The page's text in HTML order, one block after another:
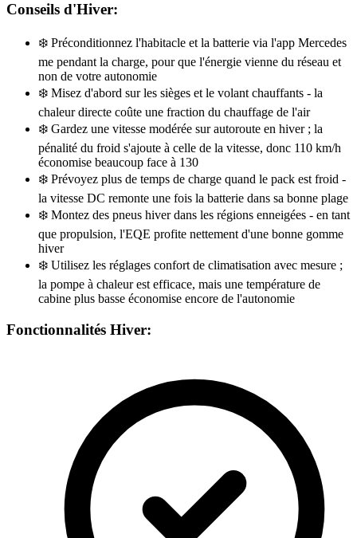
Conseils d'Hiver:
❄️ Préconditionnez l'habitacle et la batterie via l'app Mercedes
me pendant la charge, pour que l'énergie vienne du réseau et
non de votre autonomie
❄️ Misez d'abord sur les sièges et le volant chauffants - la
chaleur directe coûte une fraction du chauffage de l'air
❄️ Gardez une vitesse modérée sur autoroute en hiver ; la
pénalité du froid s'ajoute à celle de la vitesse, donc 110 km/h
économise beaucoup face à 130
❄️ Prévoyez plus de temps de charge quand le pack est froid -
la vitesse DC remonte une fois la batterie dans sa bonne plage
❄️ Montez des pneus hiver dans les régions enneigées - en tant
que propulsion, l'EQE profite nettement d'une bonne gomme
hiver
❄️ Utilisez les réglages confort de climatisation avec mesure ;
la pompe à chaleur est efficace, mais une température de
cabine plus basse économise encore de l'autonomie
Fonctionnalités Hiver: